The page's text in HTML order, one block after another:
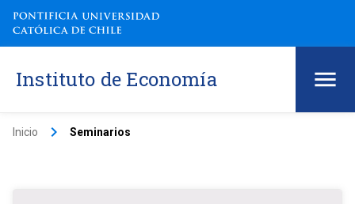
Instituto de Economía
Inicio keyboard_arrow_right Seminarios